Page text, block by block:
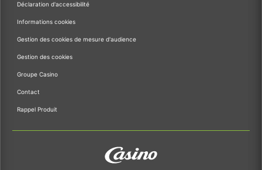
Déclaration d'accessibilité
Informations cookies
Gestion des cookies de mesure d'audience
Gestion des cookies
Groupe Casino
Contact
Rappel Produit